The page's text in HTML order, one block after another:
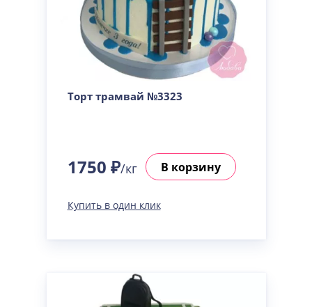
Торт трамвай №3323
1750 ₽/кг В корзину
Купить в один клик